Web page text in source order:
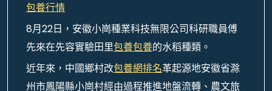
包養行情
8月22日，安徽小崗種業科技無限公司科研職員傅
先來在先容實驗田里包養包養的水稻種類。
近年來，中國鄉村改包養網排名革起源地安徽省滁
州市鳳陽縣小崗村經由過程推進地盤流轉、農文旅